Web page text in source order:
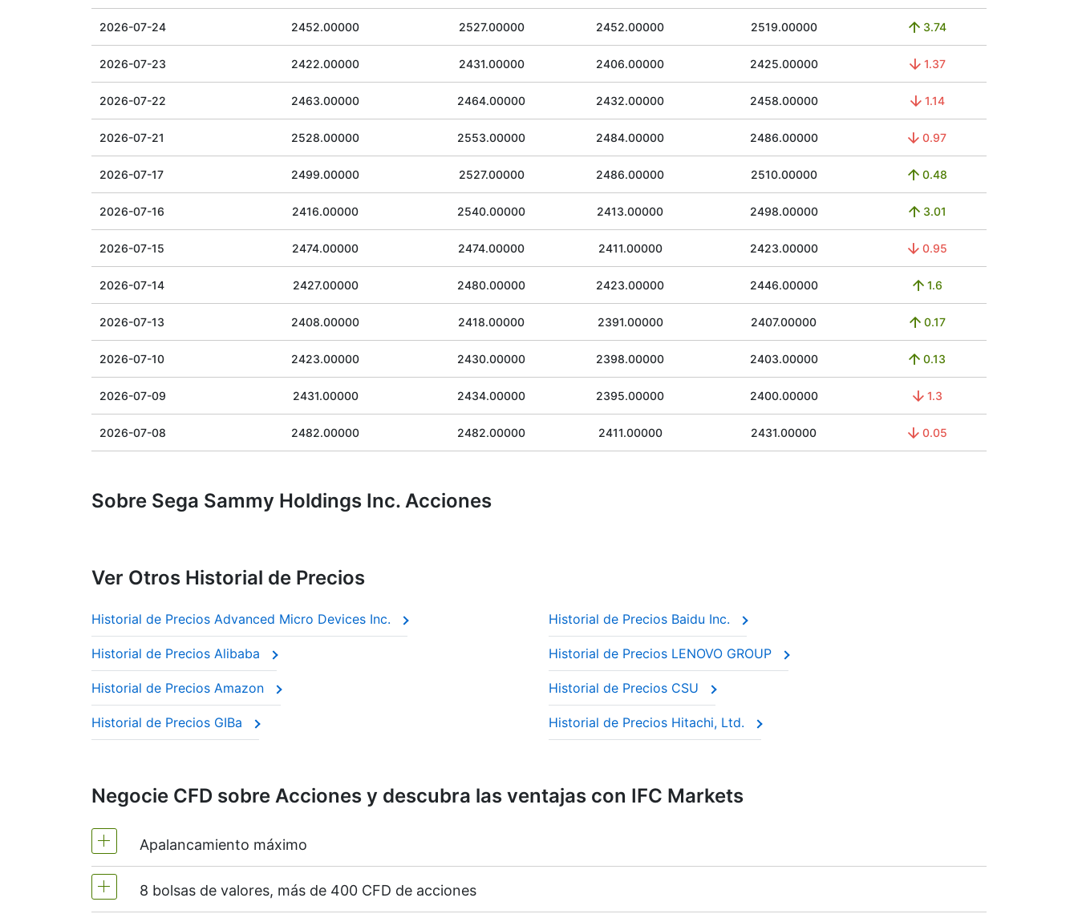
2026-07-24 2452.00000 2527.00000 2452.00000 2519.00000 3.74
2026-07-23 2422.00000 2431.00000 2406.00000 2425.00000 1.37
2026-07-22 2463.00000 2464.00000 2432.00000 2458.00000 1.14
2026-07-21 2528.00000 2553.00000 2484.00000 2486.00000 0.97
2026-07-17 2499.00000 2527.00000 2486.00000 2510.00000 0.48
2026-07-16 2416.00000 2540.00000 2413.00000 2498.00000 3.01
2026-07-15 2474.00000 2474.00000 2411.00000 2423.00000 0.95
2026-07-14 2427.00000 2480.00000 2423.00000 2446.00000 1.6
2026-07-13 2408.00000 2418.00000 2391.00000 2407.00000 0.17
2026-07-10 2423.00000 2430.00000 2398.00000 2403.00000 0.13
2026-07-09 2431.00000 2434.00000 2395.00000 2400.00000 1.3
2026-07-08 2482.00000 2482.00000 2411.00000 2431.00000 0.05
Sobre Sega Sammy Holdings Inc. Acciones
Ver Otros Historial de Precios
Historial de Precios Advanced Micro Devices Inc. Historial de Precios Baidu Inc.
Historial de Precios Alibaba Historial de Precios LENOVO GROUP
Historial de Precios Amazon Historial de Precios CSU
Historial de Precios GIBa Historial de Precios Hitachi, Ltd.
Negocie CFD sobre Acciones y descubra las ventajas con IFC Markets
Apalancamiento máximo
MT4 y MT5 - 1:20 (margen 5%)
8 bolsas de valores, más de 400 CFD de acciones